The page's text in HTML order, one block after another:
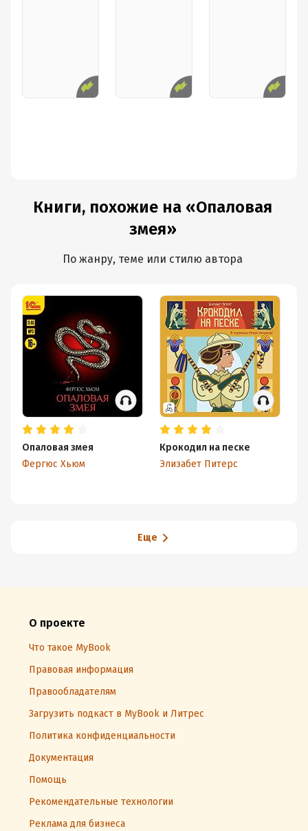
Книги, похожие на «Опаловая
змея»
По жанру, теме или стилю автора
Опаловая змея
Фергюс Хьюм
Крокодил на песке
Элизабет Питерс
Еще
О проекте
Что такое MyBook
Правовая информация
Правообладателям
Загрузить подкаст в MyBook и Литрес
Политика конфиденциальности
Документация
Помощь
Рекомендательные технологии
Реклама для бизнеса